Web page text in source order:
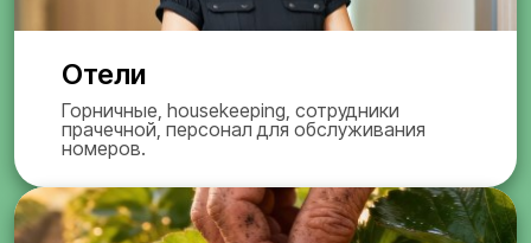
Отели
Горничные, housekeeping, сотрудники
прачечной, персонал для обслуживания
номеров.